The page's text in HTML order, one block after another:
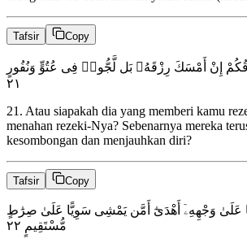
Tafsir Copy
إِنْ أَمْسَكَ رِزْقَهُۥ بَل لَّجُّوا۟ فِى عُتُوٍّ وَنُفُورٍ
٢١
21 . Atau siapakah dia yang memberi kamu
menahan rezeki-Nya? Sebenarnya mereka
kesombongan dan menjauhkan diri?
Tafsir Copy
عَلَىٰ وَجْهِهِۦٓ أَهْدَىٰٓ أَمَّن يَمْشِى سَوِيًّا عَلَىٰ صِرَٰطٍ
مُّسْتَقِيمٍ ٢٢